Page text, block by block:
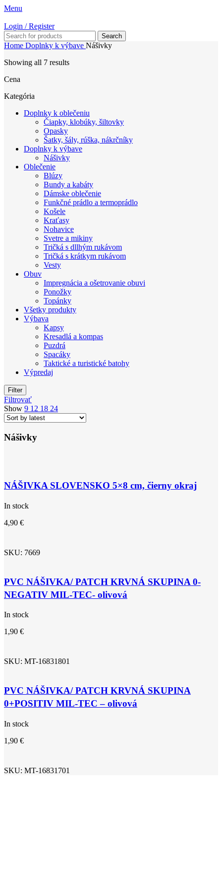
Menu
Login / Register
Search
Home Doplnky k výbave Nášivky
Showing all 7 results
Cena
Kategória
Doplnky k oblečeniu
Čiapky, klobúky, šiltovky
Opasky
Šatky, šály, rúška, nákrčníky
Doplnky k výbave
Nášivky
Oblečenie
Blúzy
Bundy a kabáty
Dámske oblečenie
Funkčné prádlo a termoprádlo
Košele
Kraťasy
Nohavice
Svetre a mikiny
Tričká s dllhým rukávom
Tričká s krátkym rukávom
Vesty
Obuv
Impregnácia a ošetrovanie obuvi
Ponožky
Topánky
Všetky produkty
Výbava
Kapsy
Kresadlá a kompas
Puzdrá
Spacáky
Taktické a turistické batohy
Výpredaj
Filter
Filtrovať
Show 9 12 18 24
Nášivky
NÁŠIVKA SLOVENSKO 5×8 cm, čierny okraj
In stock
4,90 €
SKU: 7669
PVC NÁŠIVKA/ PATCH KRVNÁ SKUPINA 0-
NEGATIV MIL-TEC- olivová
In stock
1,90 €
SKU: MT-16831801
PVC NÁŠIVKA/ PATCH KRVNÁ SKUPINA
0+POSITIV MIL-TEC – olivová
In stock
1,90 €
SKU: MT-16831701